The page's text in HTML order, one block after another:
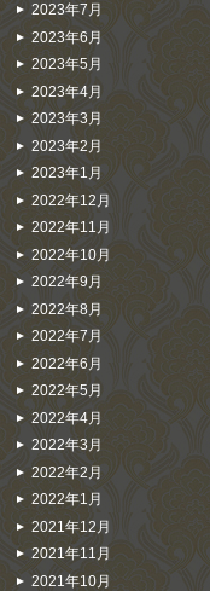
2023年7月
2023年6月
2023年5月
2023年4月
2023年3月
2023年2月
2023年1月
2022年12月
2022年11月
2022年10月
2022年9月
2022年8月
2022年7月
2022年6月
2022年5月
2022年4月
2022年3月
2022年2月
2022年1月
2021年12月
2021年11月
2021年10月